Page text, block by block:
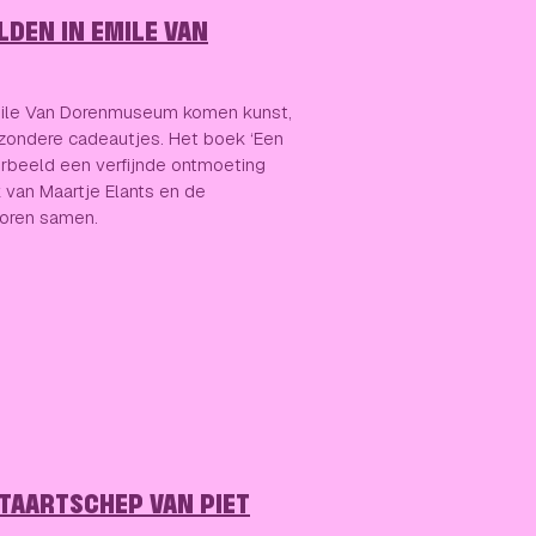
IN EMILE VAN
Van Dorenmuseum komen kunst,
cadeautjes. Het boek ‘Een
een verfijnde ontmoeting
Maartje Elants en de
samen.
VAN PIET